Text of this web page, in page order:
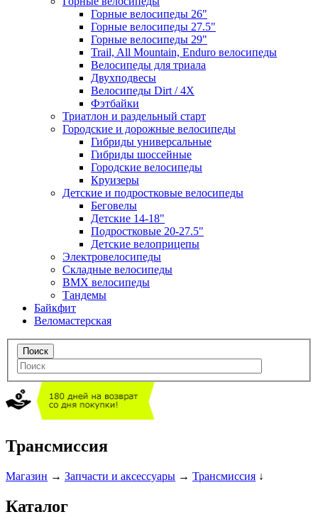
Горные велосипеды 26"
Горные велосипеды 27.5"
Горные велосипеды 29"
Trail, All Mountain, Enduro велосипеды
Велосипеды для триала
Двухподвесы
Велосипеды Dirt / 4X
Фэтбайки
Триатлон и раздельный старт
Городские и дорожные велосипеды
Гибриды универсальные
Гибриды шоссейные
Городские велосипеды
Круизеры
Детские и подростковые велосипеды
Беговелы
Детские 14-18"
Подростковые 20-27.5"
Детские велоприцепы
Электровелосипеды
Складные велосипеды
BMX велосипеды
Тандемы
Байкфит
Веломастерская
Трансмиссия
Магазин → Запчасти и аксессуары → Трансмиссия ↓
Каталог